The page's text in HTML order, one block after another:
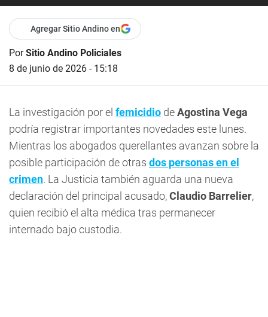
Agregar Sitio Andino en
PorSitio Andino Policiales
8 de junio de 2026 - 15:18
La investigación por el femicidio deAgostina Vega
podría registrar importantes novedades este lunes.
Mientras los abogados querellantes avanzan sobre la
posible participación de otras dos personas en el
crimen. La Justicia también aguarda una nueva
declaración del principal acusado,Claudio Barrelier,
quien recibió el alta médica tras permanecer
internado bajo custodia.